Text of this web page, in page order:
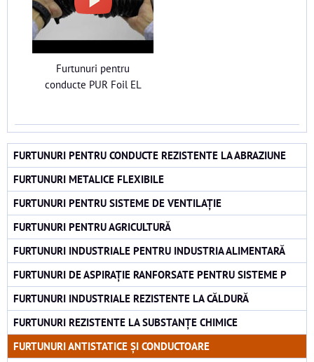
Furtunuri pentru
conducte PUR Foil EL
FURTUNURI PENTRU CONDUCTE REZISTENTE LA ABRAZIUNE
FURTUNURI METALICE FLEXIBILE
FURTUNURI PENTRU SISTEME DE VENTILAȚIE
FURTUNURI PENTRU AGRICULTURĂ
FURTUNURI INDUSTRIALE PENTRU INDUSTRIA ALIMENTARĂ
FURTUNURI DE ASPIRAȚIE RANFORSATE PENTRU SISTEME P
FURTUNURI INDUSTRIALE REZISTENTE LA CĂLDURĂ
FURTUNURI REZISTENTE LA SUBSTANȚE CHIMICE
FURTUNURI ANTISTATICE ȘI CONDUCTOARE